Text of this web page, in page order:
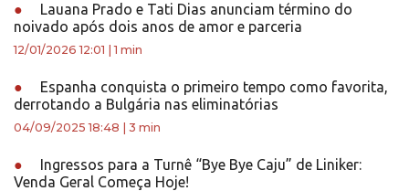
●
Lauana Prado e Tati Dias anunciam término do
noivado após dois anos de amor e parceria
12/01/2026 12:01 |1 min
●
Espanha conquista o primeiro tempo como favorita,
derrotando a Bulgária nas eliminatórias
04/09/2025 18:48 3 min
●
Ingressos para a Turnê “Bye Bye Caju” de Liniker:
Venda Geral Começa Hoje!